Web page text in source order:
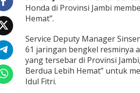
L
i
h
e
m
Honda di Provinsi Jambi
Hemat”.
Service Deputy Manager
61 jaringan bengkel resminya
yang tersebar di Provinsi
Berdua Lebih Hemat” untuk
Idul Fitri.